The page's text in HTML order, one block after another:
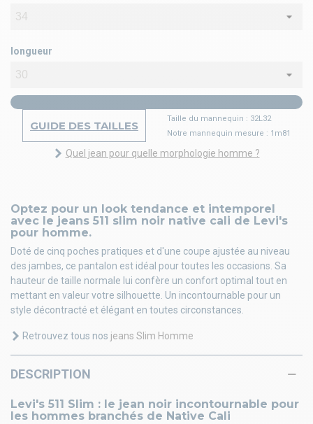
Optez pour un look tendance et intemporel
avec le jeans 511 slim noir native cali de Levi's
pour homme.
Doté de cinq poches pratiques et d'une coupe ajustée au niveau
des jambes, ce pantalon est idéal pour toutes les occasions. Sa
hauteur de taille normale lui confère un confort optimal tout en
mettant en valeur votre silhouette. Un incontournable pour un
style décontracté et élégant en toutes circonstances.
longueur
GUIDE DES TAILLES
Taille du mannequin : 32L32
Notre mannequin mesure : 1m81
Quel jean pour quelle morphologie homme ?
DESCRIPTION
Levi's 511 Slim : le jean noir incontournable pour
les hommes branchés de Native Cali
Retrouvez tous nos jeans Slim Homme